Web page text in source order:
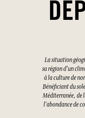
La situation
sa région d'un
à la culture de
Bénéficiant du
Méditerranée, de
l'abondance de